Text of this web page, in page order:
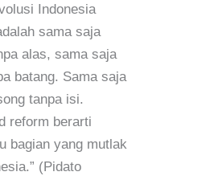
Indonesia
sama saja
alas, sama saja
batang. Sama saja
tanpa isi.
reform berarti
bagian yang mutlak
(Pidato